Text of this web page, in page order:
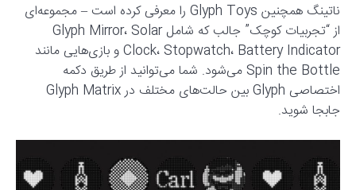
ناتینگ همچنین Glyph Toys را معرفی کرده است – مجموعه‌ای
از “تجربیات کوچک” جالب که شامل Glyph Mirror، Solar
Clock، Stopwatch، Battery Indicator و بازی‌هایی مانند
Spin the Bottle می‌شود. شما می‌توانید از طریق دکمه
اختصاصی Glyph بین حالت‌های مختلف در Glyph Matrix
جابجا شوید.